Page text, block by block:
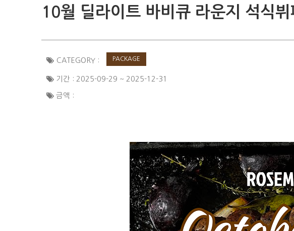
10월 딜라이트 바비큐 라운지 석
CATEGORY : PACKAGE
기간 : 2025-09-29 ~ 2025-12-31
금액 :